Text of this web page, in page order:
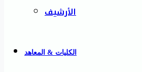
الأرشيف
الكليات & المعاهد